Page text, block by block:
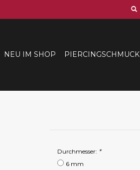
NEU IM SHOP PIERCINGSCHMUCK
Durchmesser: *
6 mm